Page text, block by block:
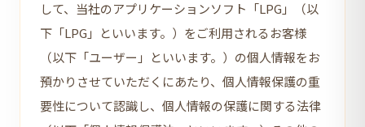
して、当社のアプリケーションソフト「LPG」（以
下「LPG」といいます。）をご利用されるお客様
（以下「ユーザー」といいます。）の個人情報をお
預かりさせていただくにあたり、個人情報保護の重
要性について認識し、個人情報の保護に関する法律